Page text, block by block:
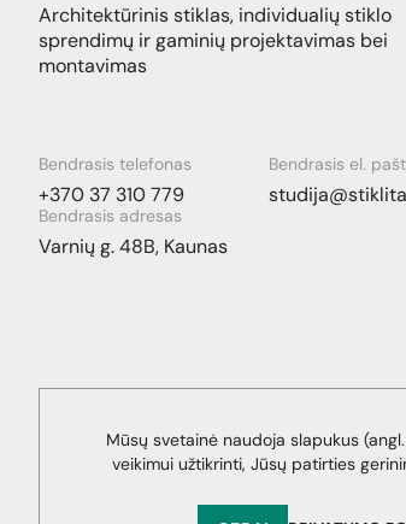
Architektūrinis stiklas, individualių stiklo
sprendimų ir gaminių projektavimas bei
montavimas
Bendrasis telefonas
+370 37 310 779
Bendrasis el.
Bendrasis adresas
Varnių g. 48B, Kaunas
Mūsų svetainė naudoja slapukus
veikimui užtikrinti, Jūsų patirties